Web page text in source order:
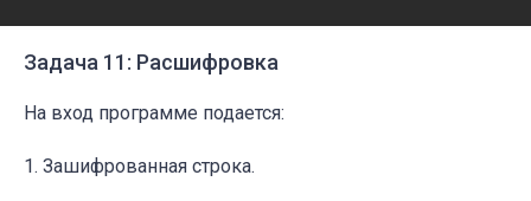
Задача 11: Расшифровка
На вход программе подается:
1. Зашифрованная строка.